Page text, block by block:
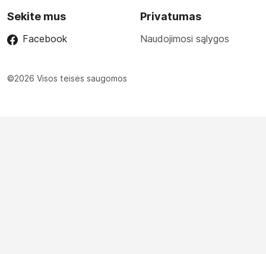
Sekite mus
Facebook
Privatumas
Naudojimosi sąlygos
©2026 Visos teisės saugomos